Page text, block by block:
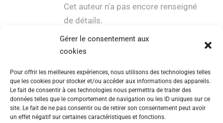
Gérer le consentement aux
cookies
Pour offrir les meilleures expériences, nous utilisons des technologies telles
que les cookies pour stocker et/ou accéder aux informations des appareils.
Le fait de consentir à ces technologies nous permettra de traiter des
données telles que le comportement de navigation ou les ID uniques sur ce
site. Le fait de ne pas consentir ou de retirer son consentement peut avoir
un effet négatif sur certaines caractéristiques et fonctions.
Cet auteur n'a pas encore renseigné
de détails.
Jusqu'à présent admin8605 a créé 0
entrées de blog.